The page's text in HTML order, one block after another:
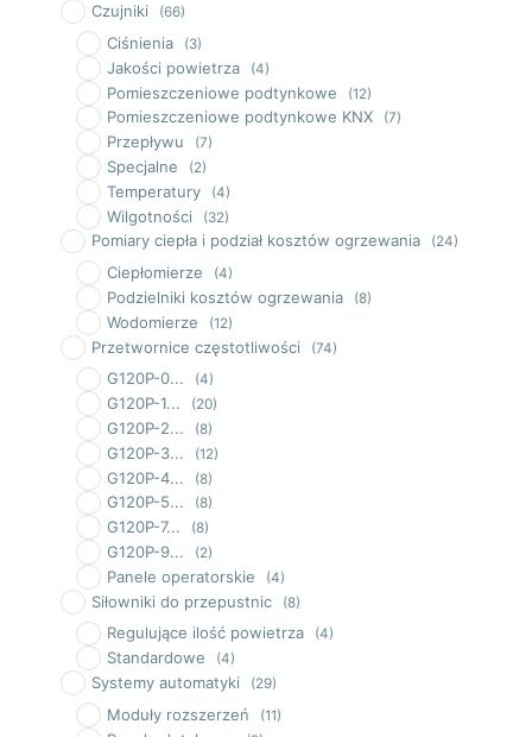
Czujniki (66)
Ciśnienia (3)
Jakości powietrza (4)
Pomieszczeniowe podtynkowe (12)
Pomieszczeniowe podtynkowe KNX (7)
Przepływu (7)
Specjalne (2)
Temperatury (4)
Wilgotności (32)
Pomiary ciepła i podział kosztów ogrzewania (24)
Ciepłomierze (4)
Podzielniki kosztów ogrzewania (8)
Wodomierze (12)
Przetwornice częstotliwości (74)
G120P-0... (4)
G120P-1... (20)
G120P-2... (8)
G120P-3... (12)
G120P-4... (8)
G120P-5... (8)
G120P-7... (8)
G120P-9... (2)
Panele operatorskie (4)
Siłowniki do przepustnic (8)
Regulujące ilość powietrza (4)
Standardowe (4)
Systemy automatyki (29)
Moduły rozszerzeń (11)